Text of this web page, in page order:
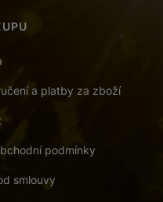
a platby za zboží
podmínky
smlouvy